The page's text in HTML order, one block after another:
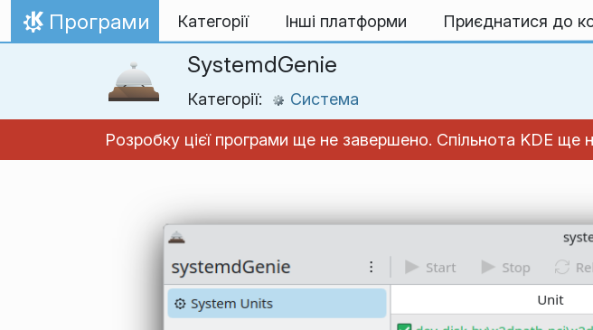
Перейти до вмісту
Домівка
Програми Категорії Інші платформи Приєднатися до
SystemdGenie
Категорії: Система
Розробку цієї програми ще не завершено. Спільнота KDE ще